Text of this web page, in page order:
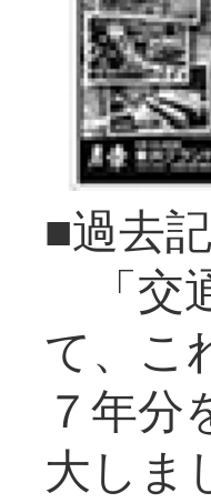
■過去
「交
て、こ
７年
大